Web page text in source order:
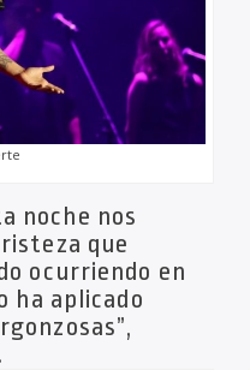
noche nos
que
ocurriendo en
ha aplicado